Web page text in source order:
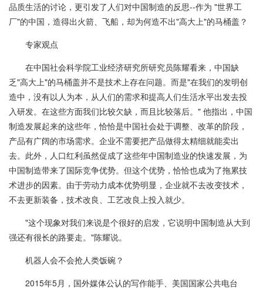
品质生活的讨论，更引发了人们对中国制造的反思--作为 "世界工
厂"的中国，造得出火箭、飞船，却为何造不出"高大上"的马桶盖？
专家观点
在中国社会科学院工业经济研究所研究员陈耀看来，中国缺
乏"高大上"的马桶盖并不是技术上存在问题。而是"在我们的发明创
造中，没有以人为本，从人们的需求和提高人们生活水平出发去投
入研发。在这些方面我们比较欠缺，而且比较落后。" 他指出，中国
制造发展起来的这些年，恰恰是中国社会处于调整、改革的阶段，
产品有广阔的市场需求。企业不需要把产品做得太精细就能卖出
去。此外，人口红利虽然促成了这些年中国制造业的快速发展，为
中国制造带来了国际竞争优势。但这个优势，恰恰也成为了拖累技
术进步的因素。由于劳动力成本优势明显，企业就不去改变技术，
不去更新装备，技术改良、工艺改良上投入就少。
"这个现象对我们来说是个很好的启发，它说明中国制造从大到
强还有很长的路要走。"陈耀说。
机器人会不会抢人类饭碗？
2015年5月，国外媒体公认的写作能手、美国国家公共电台